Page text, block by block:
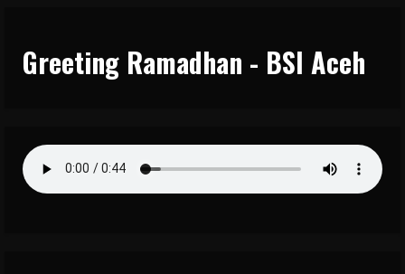
Greeting Ramadhan - BSI Aceh